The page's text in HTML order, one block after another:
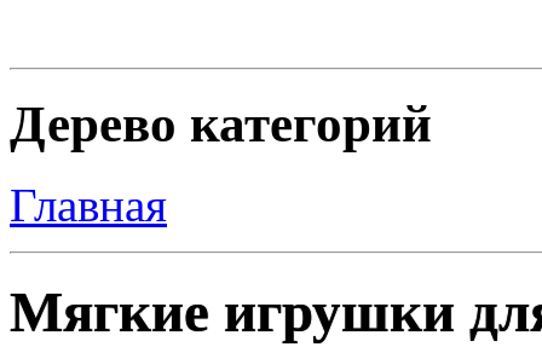
Дерево категорий
Главная
Мягкие игрушки